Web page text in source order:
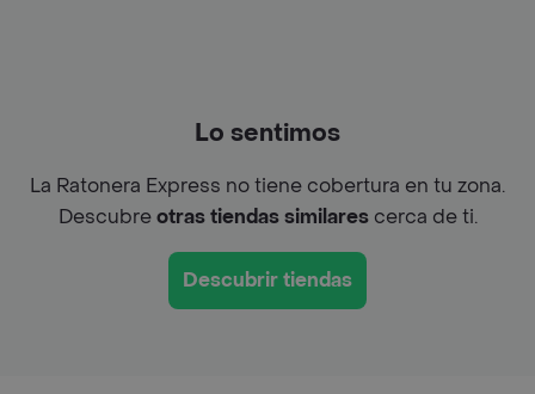
Lo sentimos
La Ratonera Express no tiene cobertura en tu zona.
Descubreotras tiendas similarescerca de ti.
Descubrir tiendas